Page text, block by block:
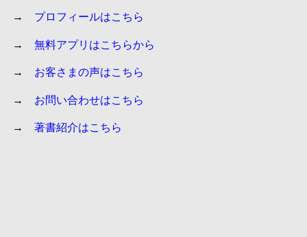
→ プロフィールはこちら
→ 無料アプリはこちらから
→ お客さまの声はこちら
→ お問い合わせはこちら
→ 著書紹介はこちら